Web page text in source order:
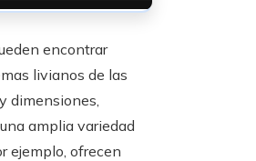
encontrar
livianos de las
dimensiones,
amplia variedad
ejemplo, ofrecen